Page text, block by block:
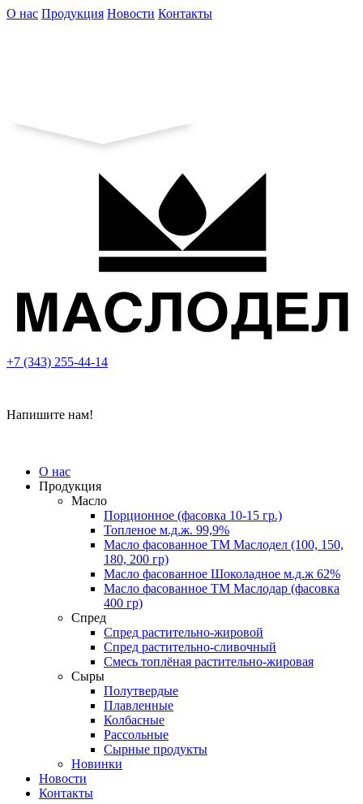
О нас Продукция Новости Контакты
+7 (343) 255-44-14
Напишите нам!
О нас
Продукция
Масло
Порционное (фасовка 10-15 гр.)
Топленое м.д.ж. 99,9%
Масло фасованное ТМ Маслодел (100, 150,
180, 200 гр)
Масло фасованное Шоколадное м.д.ж 62%
Масло фасованное ТМ Маслодар (фасовка
400 гр)
Спред
Спред растительно-жировой
Спред растительно-сливочный
Смесь топлёная растительно-жировая
Сыры
Полутвердые
Плавленные
Колбасные
Рассольные
Сырные продукты
Новинки
Новости
Контакты